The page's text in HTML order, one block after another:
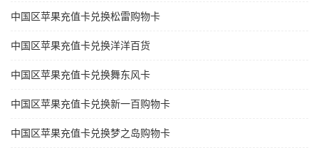
中国区苹果充值卡兑换松雷购物卡
中国区苹果充值卡兑换洋洋百货
中国区苹果充值卡兑换舞东风卡
中国区苹果充值卡兑换新一百购物卡
中国区苹果充值卡兑换梦之岛购物卡